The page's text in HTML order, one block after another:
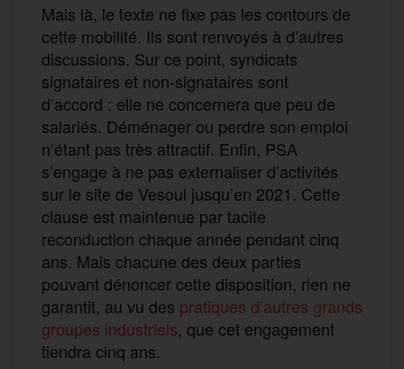
Mais là, le texte ne fixe pas les contours de
cette mobilité. Ils sont renvoyés à d’autres
discussions. Sur ce point, syndicats
signataires et non-signataires sont
d’accord : elle ne concernera que peu de
salariés. Déménager ou perdre son emploi
n’étant pas très attractif. Enfin, PSA
s’engage à ne pas externaliser d’activités
sur le site de Vesoul jusqu’en 2021. Cette
clause est maintenue par tacite
reconduction chaque année pendant cinq
ans. Mais chacune des deux parties
pouvant dénoncer cette disposition, rien ne
garantit, au vu des pratiques d’autres grands
groupes industriels, que cet engagement
tiendra cinq ans.